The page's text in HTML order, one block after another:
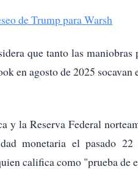
de Trump para Warsh
que tanto las
en agosto de 2025 socavan
y la Reserva Federal
monetaria el pasado
califica como "prueba de